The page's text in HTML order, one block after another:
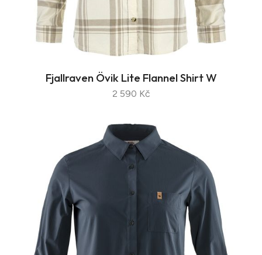
Fjallraven Övik Lite Flannel Shirt W
2 590 Kč